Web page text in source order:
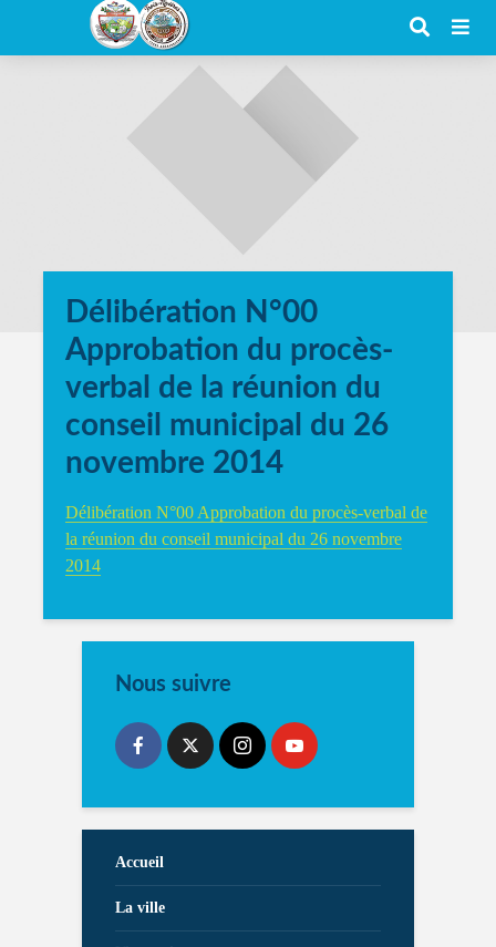
Délibération N°00
Approbation du procès-
verbal de la réunion du
conseil municipal du 26
novembre 2014
Délibération N°00 Approbation du procès-verbal de
la réunion du conseil municipal du 26 novembre
2014
Nous suivre
Accueil
La ville